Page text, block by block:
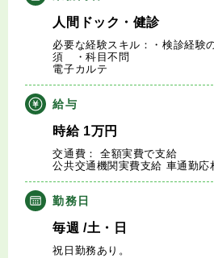
転職成功事例
医師の転職マニュアル
データで見る医師の平均年収
医師に役立つ取材記事
大学医局紹介
人間ドック・健診
必要な経験スキル：・検診経
須 ・科目不問
電子カルテ
給与
時給1万円
交通費： 全額実費で支給
公共交通機関実費支給 車通勤応
勤務日
毎週 /土・日
祝日勤務あり。